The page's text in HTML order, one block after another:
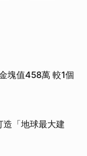
塊值458萬 較1個
造「地球最大建